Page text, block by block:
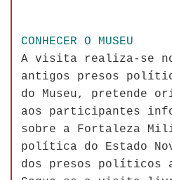
CONHECER O MUSEU
A visita realiza-se no
antigos presos
do Museu, pretende
aos participantes
sobre a Fortaleza
política do Estado
dos presos políticos